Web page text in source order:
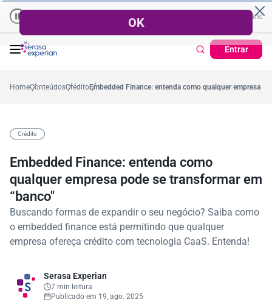
| Recuperação de Crédito 38,7%
Entrar
57,2% Cartão de Crédito | Cadastro
HomeConteúdosCréditoEmbedded Finance: entenda como qualquer empresa
Crédito
Embedded Finance: entenda como
qualquer empresa pode se transformar em
“banco"
Buscando formas de expandir o seu negócio? Saiba como
o embedded finance está permitindo que qualquer
empresa ofereça crédito com tecnologia CaaS. Entenda!
Serasa Experian
7 min leitura
Publicado em 19, ago. 2025